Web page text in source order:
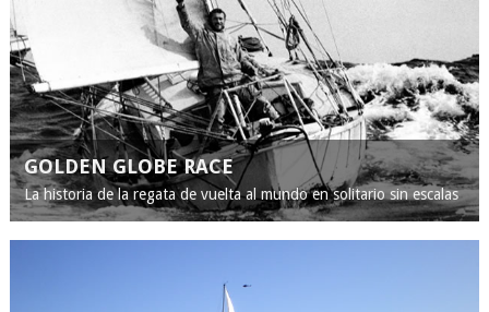
GOLDEN GLOBE RACE
La historia de la regata de vuelta al mundo en solitario sin escalas